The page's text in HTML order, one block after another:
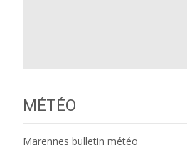
MÉTÉO
Marennes bulletin météo